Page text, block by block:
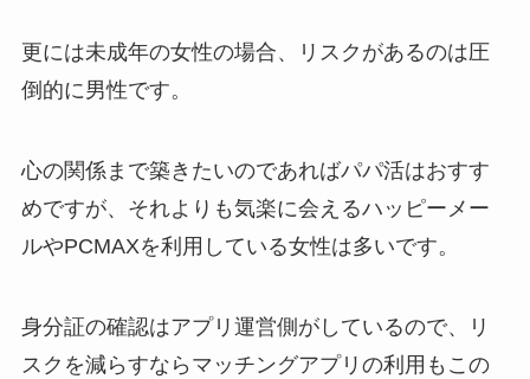
更には未成年の女性の場合、リスクがあるのは圧
倒的に男性です。
心の関係まで築きたいのであればパパ活はおすす
めですが、それよりも気楽に会えるハッピーメー
ルやPCMAXを利用している女性は多いです。
身分証の確認はアプリ運営側がしているので、リ
スクを減らすならマッチングアプリの利用もこの